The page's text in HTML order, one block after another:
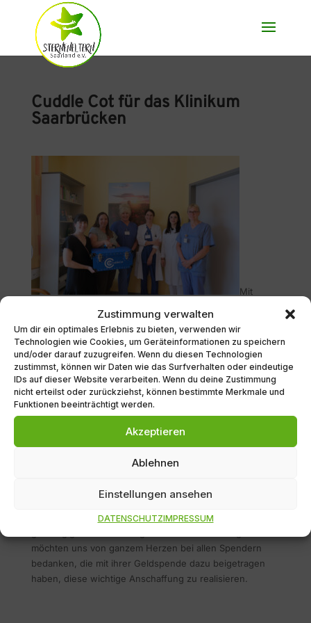
Zustimmung verwalten
Um dir ein optimales Erlebnis zu bieten, verwenden wir
Technologien wie Cookies, um Geräteinformationen zu speichern
und/oder darauf zuzugreifen. Wenn du diesen Technologien
zustimmst, können wir Daten wie das Surfverhalten oder eindeutige
IDs auf dieser Website verarbeiten. Wenn du deine Zustimmung
nicht erteilst oder zurückziehst, können bestimmte Merkmale und
Funktionen beeinträchtigt werden.
Akzeptieren
Ablehnen
Einstellungen ansehen
DATENSCHUTZIMPRESSUM
Cuddle Cot für das Klinikum
Saarbrücken
Mit
dank zahlreicher Spenden aus 2023 ein Cuddle Cot für
das Klinikum Saarbrücken anschaffen konnten. Ein
Cuddle Cot ist eine mobile Kühlmatte, die es Eltern
ermöglicht, mehr Zeit mit ihrem verstorbenen
Neugeborenen, einem sogenannten „Sternenkind“, zu
verbringen.
Verwesungsprozesse und ermöglicht so den
und wertvolle Erinnerungen zu schaffen.
Ermöglicht durch großzügige Unterstützung
Die Anschaffung des Cuddle Cots war nur durch die
möchten uns von ganzem Herzen bei allen Spendern
bedanken, die mit ihrer Geldspende dazu beigetragen
haben, diese wichtige Anschaffung zu realisieren.